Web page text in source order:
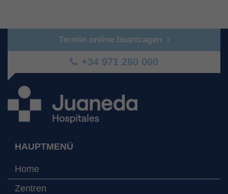
Termin online beantragen
+34 971 280 000
HAUPTMENÜ
Home
Zentren